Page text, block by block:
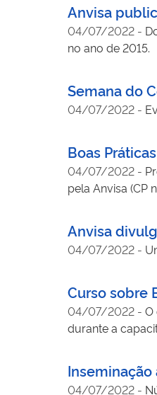
Anvisa
04/07/2022 -
no ano de 2015.
Semana do
04/07/2022 -
Boas
04/07/2022 -
pela Anvisa (CP
Anvisa
04/07/2022 -
Curso sobre
04/07/2022 - O
durante a
04/07/2022 -